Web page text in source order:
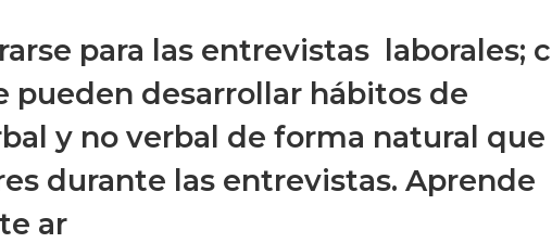
para las entrevistas laborales;
pueden desarrollar hábitos de
y no verbal de forma natural que
durante las entrevistas. Aprende
ar